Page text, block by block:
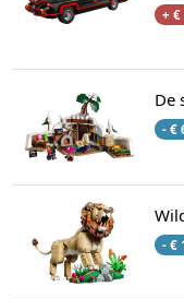
+ €
De
- €
- €